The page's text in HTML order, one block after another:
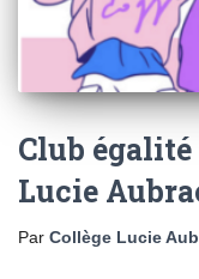
Club égalité
Lucie
Par Collège Lucie